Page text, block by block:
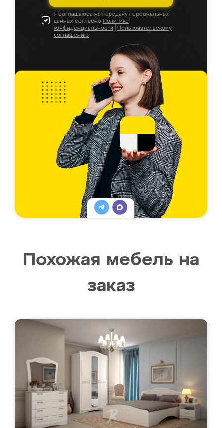
Я соглашаюсь на передачу персональных
данных согласно Политике
конфиденциальности
Пользовательскому
соглашению
Похожая мебель на
заказ